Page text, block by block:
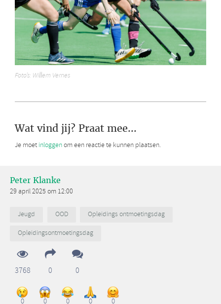
Foto’s: Willem Vernes
Wat vind jij? Praat mee...
Je moet inloggenom een reactie te kunnen plaatsen.
Peter Klanke
29 april 2025 om 12:00
Jeugd OOD
Opleidings ontmoetingsdag
Opleidingsontmoetingsdag
3768 0 0
0 0 0 0 0